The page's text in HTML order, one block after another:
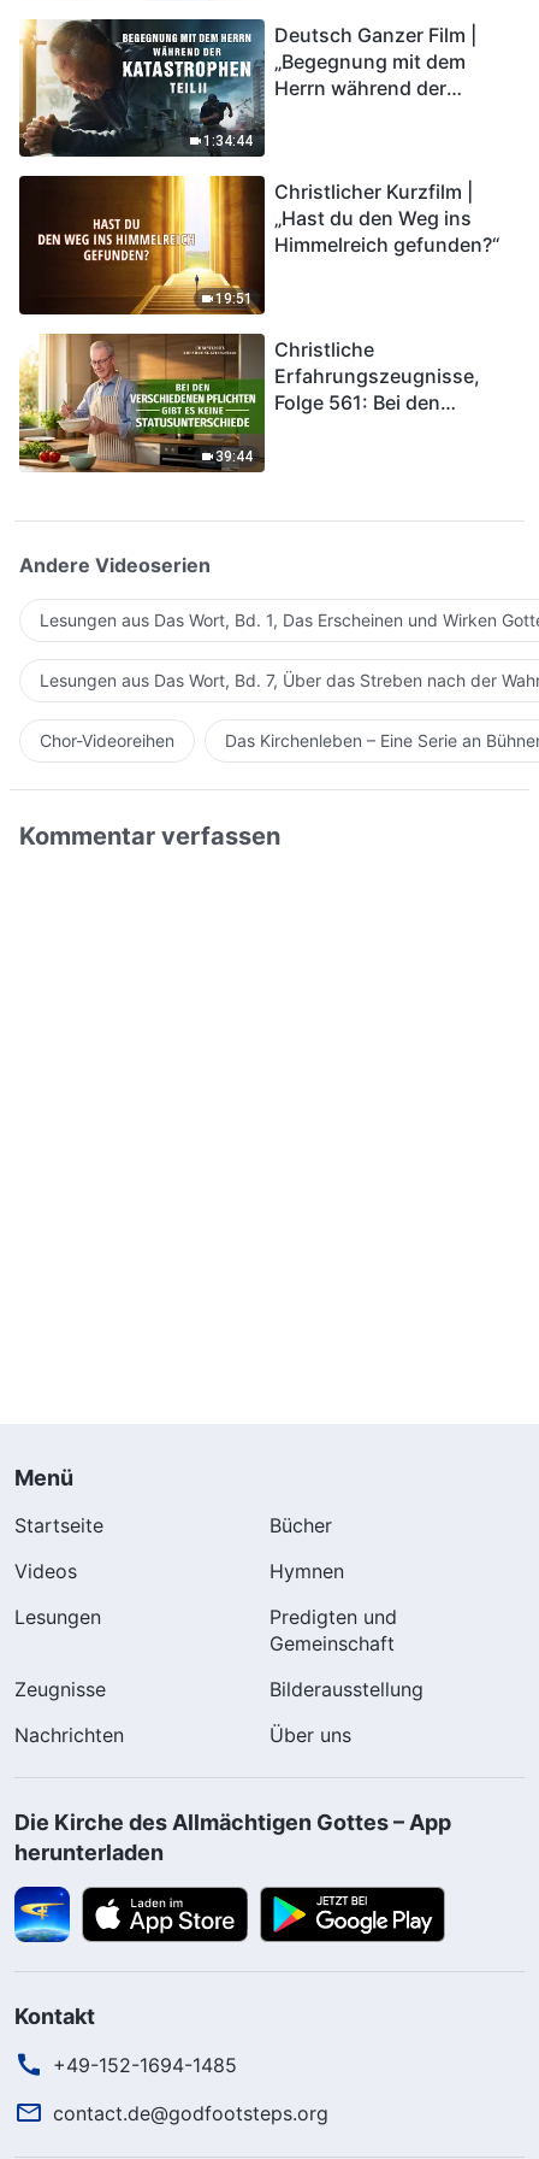
1:34:44
Deutsch Ganzer Film |
„Begegnung mit dem
Herrn während der
in das Königreich Gottes
eintreten?
19:51
Christlicher Kurzfilm |
„Hast du den Weg ins
Himmelreich gefunden?“
39:44
Christliche
Erfahrungszeugnisse,
Folge 561: Bei den
Andere Videoserien
Lesungen aus Das Wort, Bd. 1, Das Erscheinen und Wirken
Lesungen aus Das Wort, Bd. 7, Über das Streben nach der
Chor-Videoreihen Das Kirchenleben – Eine Serie an
Kommentar verfassen
Menü
Startseite
Bücher
Videos
Hymnen
Lesungen
Predigten und
Gemeinschaft
Zeugnisse
Bilderausstellung
Nachrichten
Über uns
Die Kirche des Allmächtigen Gottes – App
herunterladen
Kontakt
+49-152-1694-1485
contact.de@godfootsteps.org